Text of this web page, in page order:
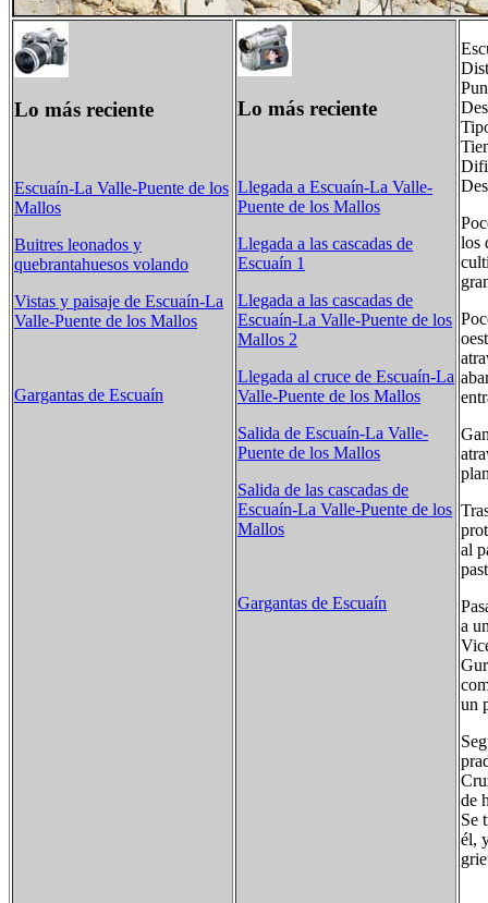
Lo más reciente
Escuaín-La Valle-Puente de los
Mallos
Buitres leonados y
quebrantahuesos volando
Vistas y paisaje de Escuaín-La
Valle-Puente de los Mallos
Gargantas de Escuaín
Lo más reciente
Llegada a Escuaín-La Valle-
Puente de los Mallos
Llegada a las cascadas de
Escuaín 1
Llegada a las cascadas de
Escuaín-La Valle-Puente de los
Mallos 2
Llegada al cruce de Escuaín-La
Valle-Puente de los Mallos
Salida de Escuaín-La Valle-
Puente de los Mallos
Salida de las cascadas de
Escuaín-La Valle-Puente de los
Mallos
Gargantas de Escuaín
los
al
a
un
de
Se
él,